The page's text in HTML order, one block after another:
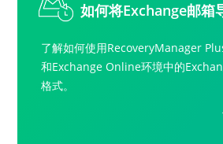
如何将Exchange邮箱
了解如何使用RecoveryManager
和Exchange Online环境中的
格式。